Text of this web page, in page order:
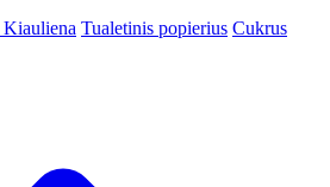
Kiauliena Tualetinis popierius Cukrus